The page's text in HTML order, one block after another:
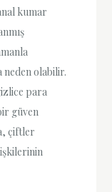
kumar
neden olabilir.
para
güven
çiftler